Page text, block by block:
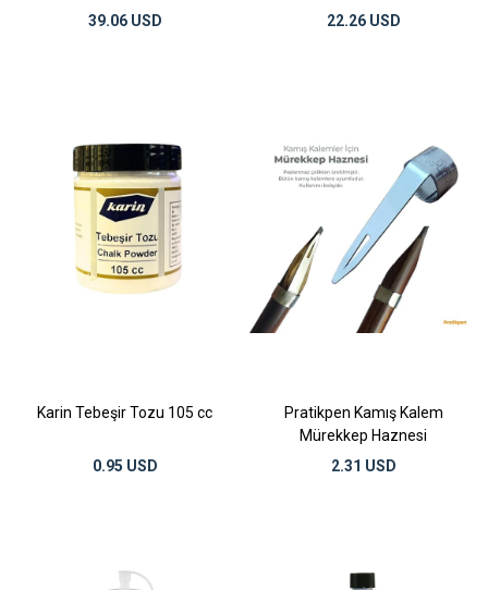
Adhesion
39.06 USD
Adhesive 50mt x 20mm
22.26 USD
Karin Tebeşir Tozu 105 cc
0.95 USD
Pratikpen Kamış Kalem
Mürekkep Haznesi
2.31 USD